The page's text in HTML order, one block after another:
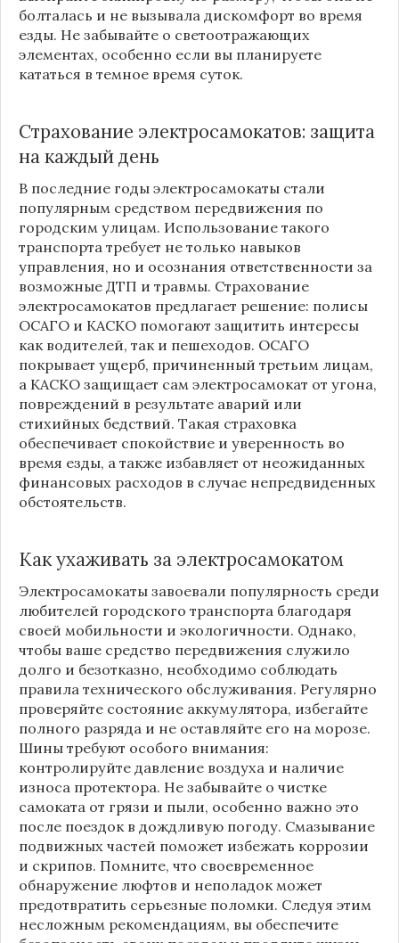
болталась и не вызывала дискомфорт во время
езды. Не забывайте о светоотражающих
элементах, особенно если вы планируете
кататься в темное время суток.
Страхование электросамокатов: защита
на каждый день
В последние годы электросамокаты стали
популярным средством передвижения по
городским улицам. Использование такого
транспорта требует не только навыков
управления, но и осознания ответственности за
возможные ДТП и травмы. Страхование
электросамокатов предлагает решение: полисы
ОСАГО и КАСКО помогают защитить интересы
как водителей, так и пешеходов. ОСАГО
покрывает ущерб, причиненный третьим лицам,
а КАСКО защищает сам электросамокат от угона,
повреждений в результате аварий или
стихийных бедствий. Такая страховка
обеспечивает спокойствие и уверенность во
время езды, а также избавляет от неожиданных
финансовых расходов в случае непредвиденных
обстоятельств.
Как ухаживать за электросамокатом
Электросамокаты завоевали популярность среди
любителей городского транспорта благодаря
своей мобильности и экологичности. Однако,
чтобы ваше средство передвижения служило
долго и безотказно, необходимо соблюдать
правила технического обслуживания. Регулярно
проверяйте состояние аккумулятора, избегайте
полного разряда и не оставляйте его на морозе.
Шины требуют особого внимания:
контролируйте давление воздуха и наличие
износа протектора. Не забывайте о чистке
самоката от грязи и пыли, особенно важно это
после поездок в дождливую погоду. Смазывание
подвижных частей поможет избежать коррозии
и скрипов. Помните, что своевременное
обнаружение люфтов и неполадок может
предотвратить серьезные поломки. Следуя этим
несложным рекомендациям, вы обеспечите